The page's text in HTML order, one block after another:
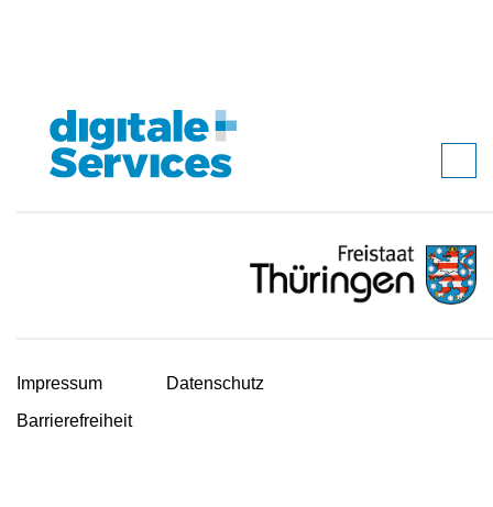
Impressum
Datenschutz
Barrierefreiheit